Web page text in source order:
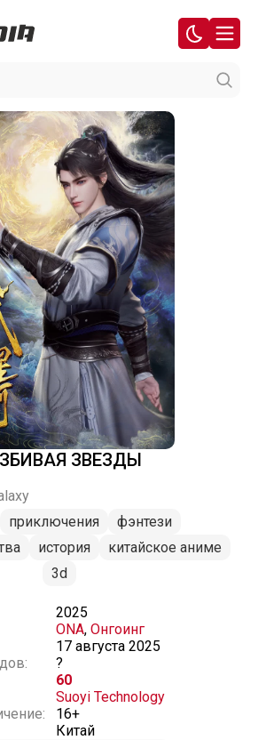
ЗВЕЗДЫ
приключения
фэнтези
история
китайское аниме
3d
2025
ONA, Онгоинг
17 августа 2025
?
60
Suoyi Technology
16+
Китай